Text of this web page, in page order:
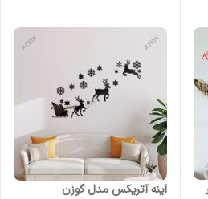
آینه آتریکس مدل گوزن